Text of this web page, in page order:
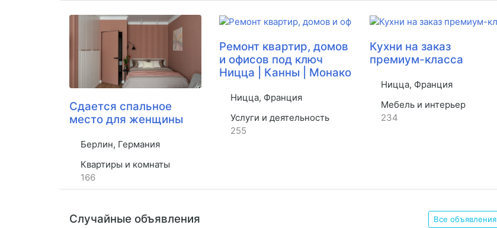
Сдается спальное
место для женщины
Берлин, Германия
Квартиры и комнаты
166
Ремонт квартир, домов
и офисов под ключ
Ницца | Канны | Монако
Ницца, Франция
Услуги и деятельность
255
Кухни на заказ
премиум-класса
Ницца, Франция
Мебель и интерьер
234
Случайные объявления Все объявления